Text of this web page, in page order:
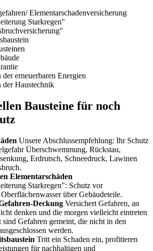
Elementarschadenversicherung
Starkregen"
der erneuerbaren Energien
der Haustechnik
Bausteine für noch
Unsere Abschlussempfehlung: Ihr Schutz
Überschwemmung, Rückstau,
Erdrutsch, Schneedruck, Lawinen
Elementarschäden
Starkregen": Schutz vor
über Gebäudeteile.
Deckung Versichert Gefahren, an
denken und die morgen vielleicht eintreten
Gefahren gemeint, die nicht in den
werden.
Tritt ein Schaden ein, profitieren
für nachhaltigen und